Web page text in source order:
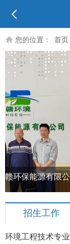
您的位置： 首页
开展专业
招生工作
环境工程技术专业